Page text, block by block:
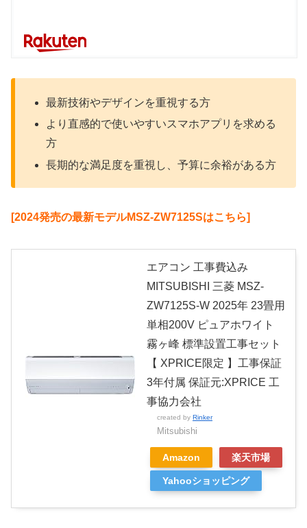
最新技術やデザインを重視する方
より直感的で使いやすいスマホアプリを求める
方
長期的な満足度を重視し、予算に余裕がある方
[2024発売の最新モデルMSZ-ZW7125Sはこちら]
エアコン 工事費込み
MITSUBISHI 三菱 MSZ-
ZW7125S-W 2025年 23畳用
単相200V ピュアホワイト
霧ヶ峰 標準設置工事セット
【 XPRICE限定 】工事保証
3年付属 保証元:XPRICE 工
事協力会社
created by Rinker
Mitsubishi
Amazon 楽天市場
Yahooショッピング